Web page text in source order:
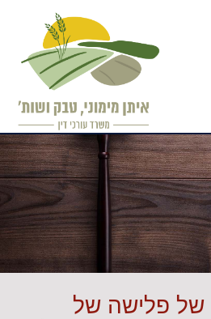
- משרד עורכי דין ונוטריון
של פלישה של